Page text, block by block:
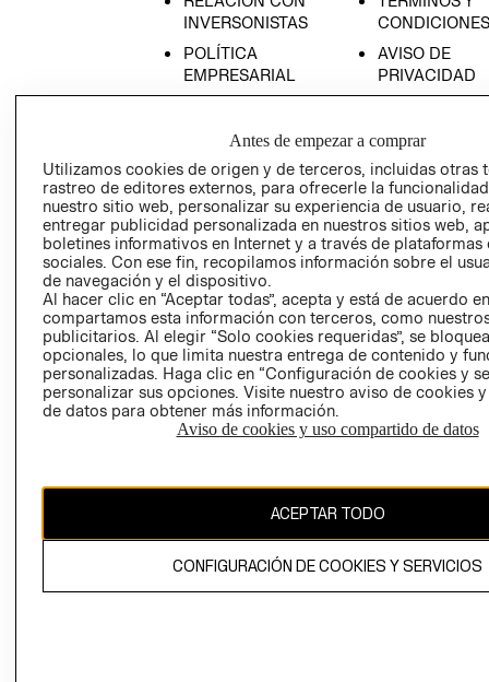
INVERSONISTAS
POLÍTICA
EMPRESARIAL
CONDICIONES
AVISO DE
PRIVACIDAD
AVISO DE
LIBRO DE
Ecuador ($)
CAMBIAR REGIÓN
propiedad de H&M Hennes & Mauritz AB.
Antes de empezar a comprar
Utilizamos cookies de origen y de terceros, incluidas otras
rastreo de editores externos, para ofrecerle la
nuestro sitio web, personalizar su experiencia de usuario,
entregar publicidad personalizada en nuestros sitios web,
boletines informativos en Internet y a través de plataformas
sociales. Con ese fin, recopilamos información sobre el
de navegación y el dispositivo.
Al hacer clic en “Aceptar todas”, acepta y está de acuerdo
compartamos esta información con terceros, como
publicitarios. Al elegir “Solo cookies requeridas”, se
opcionales, lo que limita nuestra entrega de contenido y
personalizadas. Haga clic en “Configuración de cookies y
personalizar sus opciones. Visite nuestro aviso de cookies
de datos para obtener más información.
Aviso de cookies y uso compartido de datos
ACEPTAR TODO
CONFIGURACIÓN DE COOKIES Y SERVICIOS